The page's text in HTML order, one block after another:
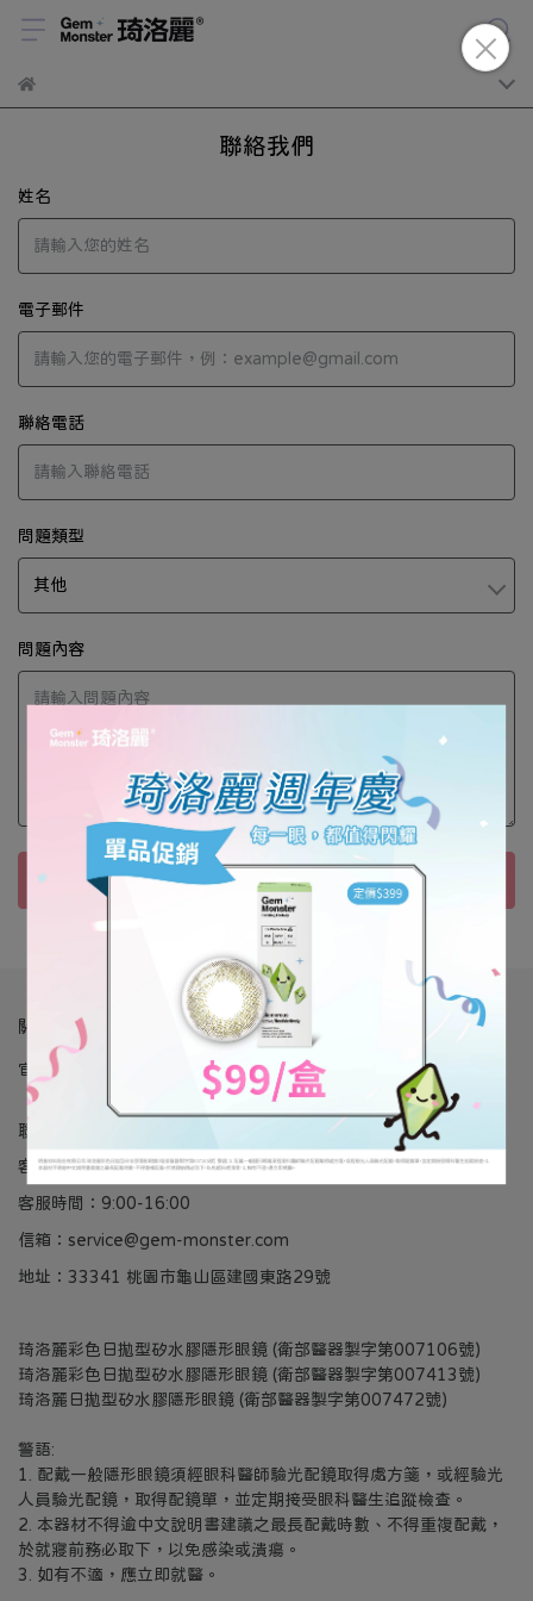
聯絡我們
姓名
電子郵件
聯絡電話
問題類型
問題內容
送出
關於我們
官方網站 隱私權政策 法律聲明
聯絡資訊
客服專線：0809-092-599
客服時間：9:00-16:00
信箱：service@gem-monster.com
地址：33341 桃園市龜山區建國東路29號
琦洛麗彩色日拋型矽水膠隱形眼鏡 (衛部醫器製字第007106號)
琦洛麗彩色日拋型矽水膠隱形眼鏡 (衛部醫器製字第007413號)
琦洛麗日拋型矽水膠隱形眼鏡 (衛部醫器製字第007472號)
警語:
1. 配戴一般隱形眼鏡須經眼科醫師驗光配鏡取得處方箋，或經驗光
人員驗光配鏡，取得配鏡單，並定期接受眼科醫生追蹤檢查。
2. 本器材不得逾中文說明書建議之最長配戴時數、不得重複配戴，
於就寢前務必取下，以免感染或潰瘍。
3. 如有不適，應立即就醫。